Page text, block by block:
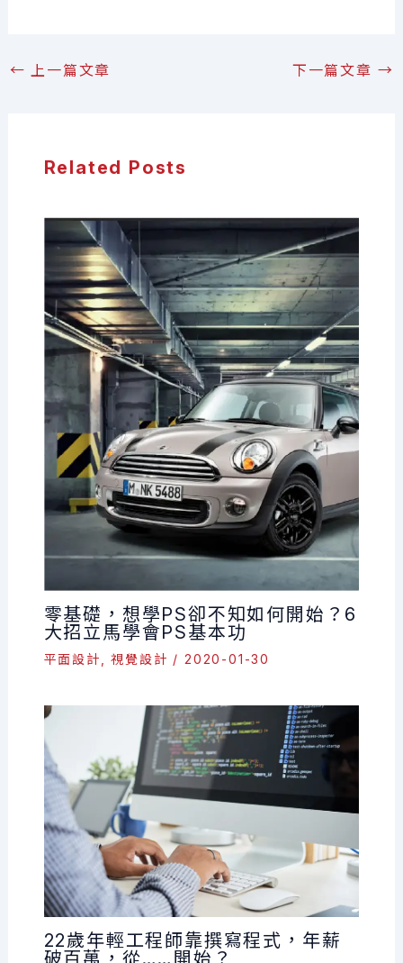
← 上一篇文章 下一篇文章 →
Related Posts
零基礎，想學PS卻不知如何開始？6
大招立馬學會PS基本功
平面設計 ,視覺設計 /2020-01-30
22歲年輕工程師靠撰寫程式，年薪
破百萬，從……開始？